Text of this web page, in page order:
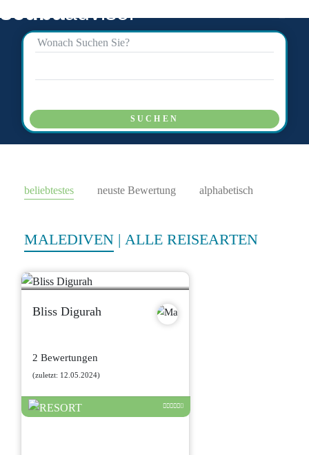
scubaadvisor
SUCHEN
beliebtestes neuste Bewertung alphabetisch
MALEDIVEN | ALLE REISEARTEN
Bliss Digurah
2 Bewertungen
(zuletzt: 12.05.2024)